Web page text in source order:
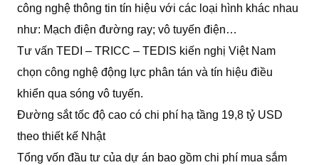
công nghệ thông tin tín hiệu với các loại hình khác nhau
như: Mạch điện đường ray; vô tuyến điện…
Tư vấn TEDI – TRICC – TEDIS kiến nghị Việt Nam
chọn công nghệ động lực phân tán và tín hiệu điều
khiển qua sóng vô tuyến.
Đường sắt tốc độ cao có chi phí hạ tầng 19,8 tỷ USD
theo thiết kế Nhật
Tổng vốn đầu tư của dự án bao gồm chi phí mua sắm